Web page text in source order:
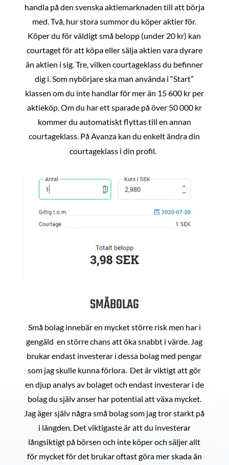
handla på den svenska aktiemarknaden till att börja
med. Två, hur stora summor du köper aktier för.
Köper du för väldigt små belopp (under 20 kr) kan
courtaget för att köpa eller sälja aktien vara dyrare
än aktien i sig. Tre, vilken courtageklass du befinner
dig i. Som nybörjare ska man använda i “Start”
klassen om du inte handlar för mer än 15 600 kr per
aktieköp. Om du har ett sparade på över 50 000 kr
kommer du automatiskt flyttas till en annan
courtageklass. På Avanza kan du enkelt ändra din
courtageklass i din profil.
SMÅBOLAG
Små bolag innebär en mycket större risk men har i
gengäld en större chans att öka snabbt i värde. Jag
brukar endast investerar i dessa bolag med pengar
som jag skulle kunna förlora. Det är viktigt att gör
en djup analys av bolaget och endast investerar i de
bolag du själv anser har potential att växa mycket.
Jag äger själv några små bolag som jag tror starkt på
i längden. Det viktigaste är att du investerar
långsiktigt på börsen och inte köper och säljer allt
för mycket för det brukar oftast göra mer skada än